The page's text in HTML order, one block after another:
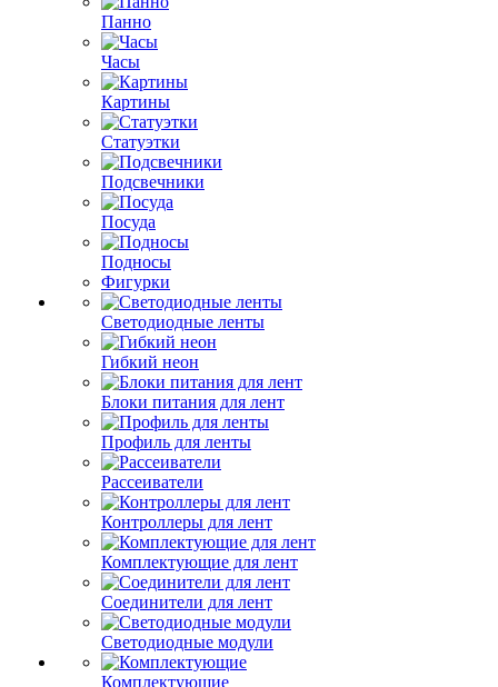
Панно
Часы
Картины
Статуэтки
Подсвечники
Посуда
Подносы
Фигурки
Светодиодные ленты
Гибкий неон
Блоки питания для лент
Профиль для ленты
Рассеиватели
Контроллеры для лент
Комплектующие для лент
Соединители для лент
Светодиодные модули
Комплектующие